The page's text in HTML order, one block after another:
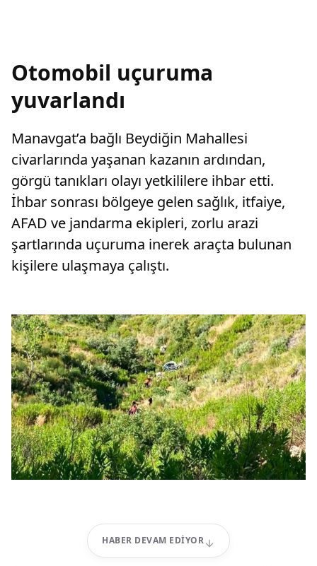
Otomobil uçuruma
yuvarlandı
Manavgat’a bağlı Beydiğin Mahallesi
civarlarında yaşanan kazanın ardından,
görgü tanıkları olayı yetkililere ihbar etti.
İhbar sonrası bölgeye gelen sağlık, itfaiye,
AFAD ve jandarma ekipleri, zorlu arazi
şartlarında uçuruma inerek araçta bulunan
kişilere ulaşmaya çalıştı.
HABER DEVAM EDIYOR